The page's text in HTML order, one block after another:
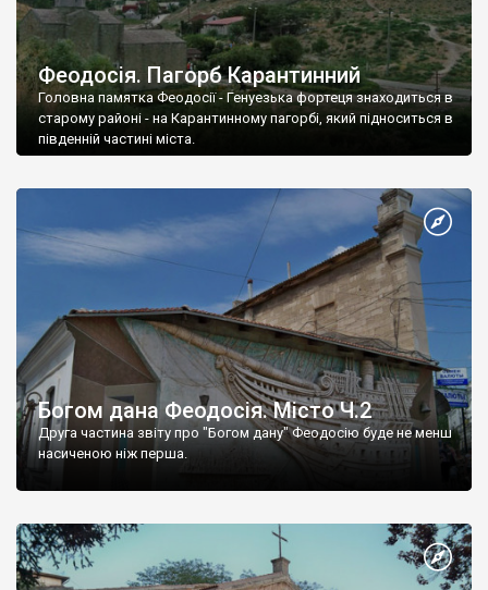
Феодосія. Пагорб Карантинний
Головна памятка Феодосії - Генуезька фортеця знаходиться в
старому районі - на Карантинному пагорбі, який підноситься в
південній частині міста.
Богом дана Феодосія. Місто Ч.2
Друга частина звіту про "Богом дану" Феодосію буде не менш
насиченою ніж перша.